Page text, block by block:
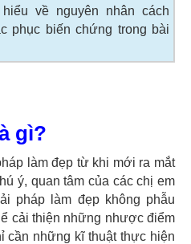
về nguyên nhân cách
phục biến chứng trong bài
gì?
làm đẹp từ khi mới ra mắt
ý, quan tâm của các chị em
pháp làm đẹp không phẫu
cải thiện những nhược điểm
cần những kĩ thuật thực hiện